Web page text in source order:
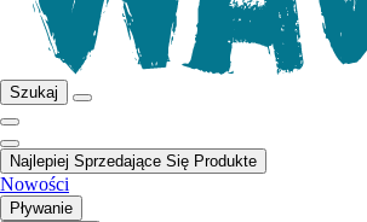
Szukaj
Najlepiej Sprzedające Się Produkte
Nowości
Pływanie